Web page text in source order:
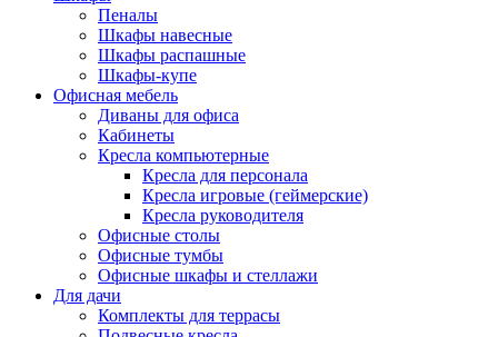
Пеналы
Шкафы навесные
Шкафы распашные
Шкафы-купе
Офисная мебель
Диваны для офиса
Кабинеты
Кресла компьютерные
Кресла для персонала
Кресла игровые (геймерские)
Кресла руководителя
Офисные столы
Офисные тумбы
Офисные шкафы и стеллажи
Для дачи
Комплекты для террасы